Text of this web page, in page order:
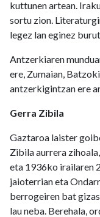
kuttunen artean.
sortu zion.
legez lan eginez
Antzerkiaren
ere, Zumaian,
antzerkigintzan ere
Gerra Zibila
Gaztaroa laister
Zibila aurrera
eta 1936ko irailaren
jaioterrian eta
berrogeiren bat
lau neba. Berehala,